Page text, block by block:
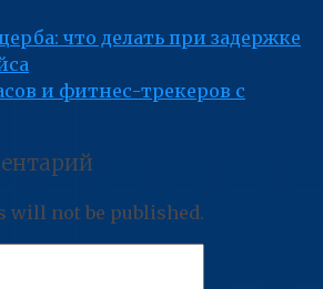
что делать при задержке
и фитнес-трекеров с
will not be published.